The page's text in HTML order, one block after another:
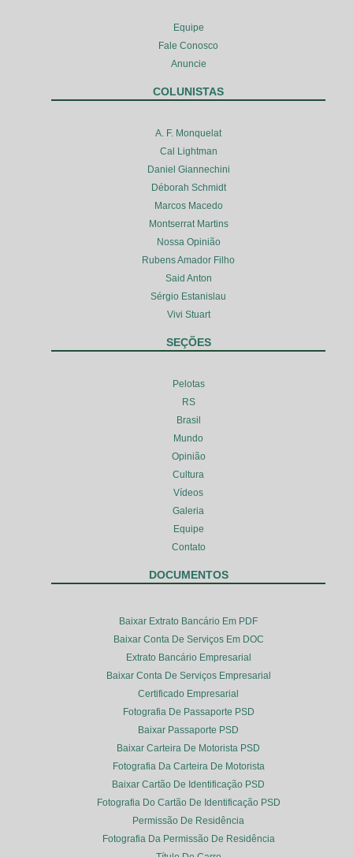
Equipe
Fale Conosco
Anuncie
COLUNISTAS
A. F. Monquelat
Cal Lightman
Daniel Giannechini
Déborah Schmidt
Marcos Macedo
Montserrat Martins
Nossa Opinião
Rubens Amador Filho
Said Anton
Sérgio Estanislau
Vivi Stuart
SEÇÕES
Pelotas
RS
Brasil
Mundo
Opinião
Cultura
Vídeos
Galeria
Equipe
Contato
DOCUMENTOS
Baixar Extrato Bancário Em PDF
Baixar Conta De Serviços Em DOC
Extrato Bancário Empresarial
Baixar Conta De Serviços Empresarial
Certificado Empresarial
Fotografia De Passaporte PSD
Baixar Passaporte PSD
Baixar Carteira De Motorista PSD
Fotografia Da Carteira De Motorista
Baixar Cartão De Identificação PSD
Fotografia Do Cartão De Identificação PSD
Permissão De Residência
Fotografia Da Permissão De Residência